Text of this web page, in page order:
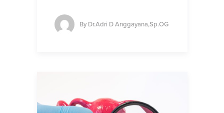
ByDr.Adri D Anggayana,Sp.OG